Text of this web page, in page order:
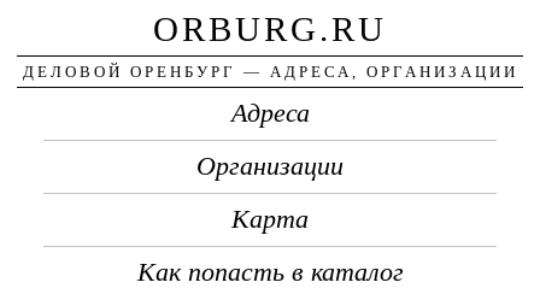
ORBURG.RU
ДЕЛОВОЙ ОРЕНБУРГ — АДРЕСА, ОРГАНИЗАЦИИ
Адреса
Организации
Карта
Как попасть в каталог